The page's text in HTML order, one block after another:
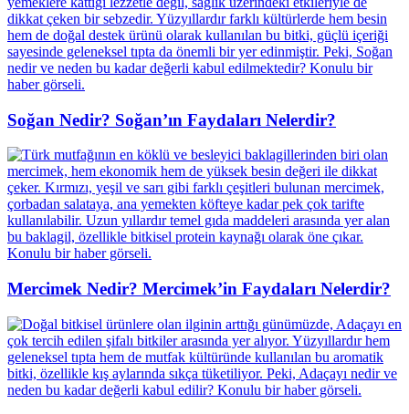
Soğan Nedir? Soğan’ın Faydaları Nelerdir?
Mercimek Nedir? Mercimek’in Faydaları Nelerdir?